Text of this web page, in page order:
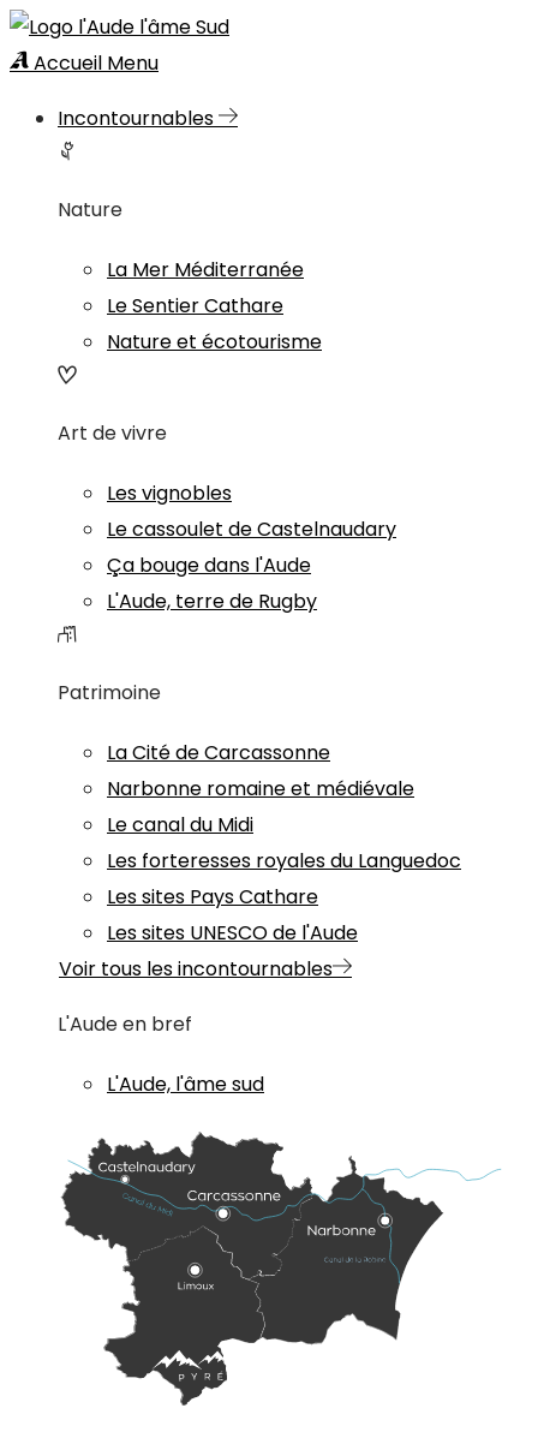
Accueil Menu
Incontournables
Nature
La Mer Méditerranée
Le Sentier Cathare
Nature et écotourisme
Art de vivre
Les vignobles
Le cassoulet de Castelnaudary
Ça bouge dans l'Aude
L'Aude, terre de Rugby
Patrimoine
La Cité de Carcassonne
Narbonne romaine et médiévale
Le canal du Midi
Les forteresses royales du Languedoc
Les sites Pays Cathare
Les sites UNESCO de l'Aude
Voir tous les incontournables
L'Aude en bref
L'Aude, l'âme sud